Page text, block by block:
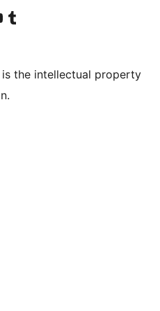
в TikTok
наш канал YouTube
Посетите нашу учётную запись в Tumblr
the intellectual property